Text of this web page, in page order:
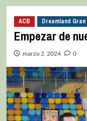
ACB Dreamland
Empezar de
marzo 2, 2024 0